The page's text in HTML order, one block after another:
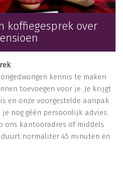
koffiegesprek over
kennis te maken
toevoegen voor je. Je krijgt
en onze voorgestelde aanpak
je nog géén persoonlijk advies.
ons kantooradres of middels
duurt normaliter 45 minuten en